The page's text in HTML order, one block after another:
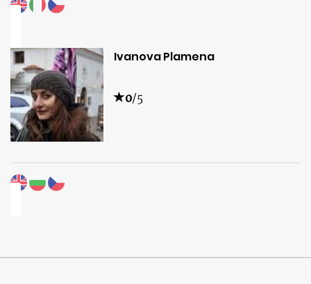
Ivanova Plamena
0/5